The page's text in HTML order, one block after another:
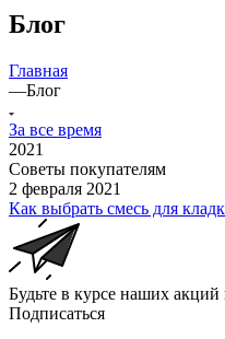
Блог
Главная
—Блог
За все время
2021
Советы покупателям
2 февраля 2021
Как выбрать смесь для
Будьте в курсе наших акций
Подписаться